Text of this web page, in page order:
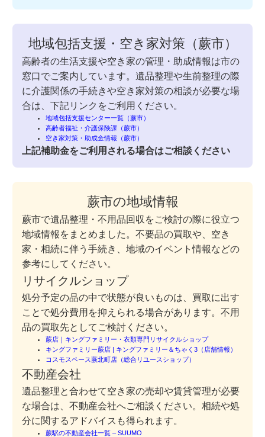
地域包括支援・空き家対策（蕨市）
高齢者の生活支援や空き家の管理・助成情報は市の
窓口でご案内しています。遺品整理や生前整理の際
に介護関係の手続きや空き家対策の相談が必要な場
合は、下記リンクをご利用ください。
地域包括支援センター一覧（蕨市）
高齢者福祉・介護保険課（蕨市）
空き家対策・助成金情報（蕨市）
上記補助金をご利用される場合はご相談ください
蕨市の地域情報
蕨市で遺品整理・不用品回収をご検討の際に役立つ
地域情報をまとめました。不要品の買取や、空き
家・相続に伴う手続き、地域のイベント情報などの
参考にしてください。
リサイクルショップ
処分予定の品の中で状態が良いものは、買取に出す
ことで処分費用を抑えられる場合があります。不用
品の買取先としてご検討ください。
蕨店｜キングファミリー・衣類専門リサイクルショップ
キングファミリー蕨店 | キングファミリー＆ちゃく3（店舗情報）
コスモスペース蕨北町店（総合リユースショップ）
不動産会社
遺品整理と合わせて空き家の売却や賃貸管理が必要
な場合は、不動産会社へご相談ください。相続や処
分に関するアドバイスも得られます。
蕨駅の不動産会社一覧 – SUUMO